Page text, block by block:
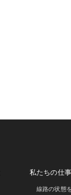
私たちの仕事
線路の状態